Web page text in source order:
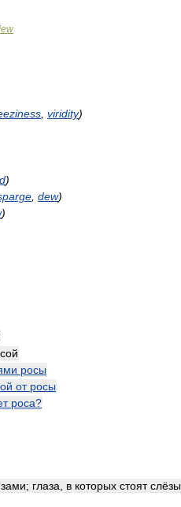
viridity)
)
dew)
)
росы
от росы
роса?
; глаза в которых стоят слёзы